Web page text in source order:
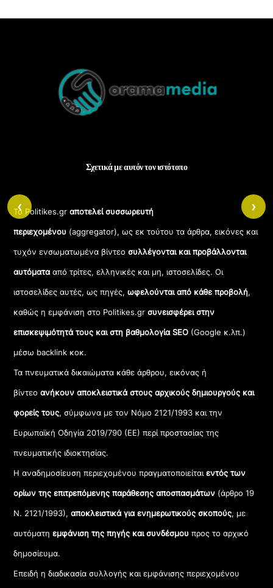
Top
Σχετικά με αυτόν τον ιστότοπο
Το Politikes.grαποτελεί συσσωρευτή
περιεχομένου (aggregator), ως εκ τούτου τα άρθρα, εικόνες και
τυχόν ενσωματωμένα βίντεοσυλλέγονται και προβάλλονται
αυτόματααπό τρίτες, ελληνικές και μη, ιστοσελίδες. Οι
ιστοσελίδες αυτές, ως πηγές,ωφελούνται από κάθε προβολή,
καθώς η εμφάνιση στο Politikes.gr συνεισφέρει στην
επισκεψιμότητά τους και στη βαθμολογία SEO (Google κ.λπ.)
μέσω backlink κοκ.
Τα πνευματικά δικαιώματα κάθε άρθρου, εικόνας ή
βίντεοανήκουν αποκλειστικά στους αρχικούς δημιουργούς και
φορείς τους, σύμφωνα με τον Νόμο 2121/1993 και την
Ευρωπαϊκή Οδηγία 2019/790 (ΕΕ) περί προστασίας της
πνευματικής ιδιοκτησίας.
Η αναδημοσίευση περιεχομένου πραγματοποιείταιεντός των
ορίων της επιτρεπόμενης παράθεσης αποσπασμάτων (άρθρο 19
Ν. 2121/1993), αποκλειστικά για ενημερωτικούς σκοπούς, με
αυτόματηεμφάνιση της πηγής και συνδέσμου προς το αρχικό
δημοσίευμα.
Επειδή η διαδικασία συλλογής και εμφάνισης περιεχομένου
‹ ›